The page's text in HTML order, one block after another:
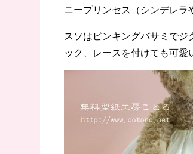
ニープリンセス（シンデレラ
スソはピンキングバサミで
ック、レースを付けても可愛